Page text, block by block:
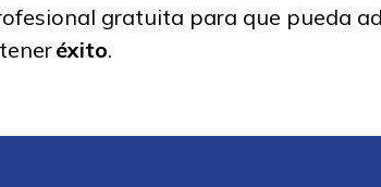
gratuita para que pueda
éxito.